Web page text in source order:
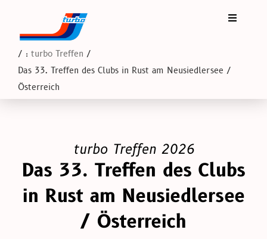
springen
Toggle
DER CLUB
TURBO TREFFEN
TERMINE
TURBO TEILE
/ : turbo Treffen
Das 33. Treffen des Clubs in Rust am Neusiedlersee /
Österreich
turbo Treffen 2026
Das 33. Treffen des Clubs
in Rust am Neusiedlersee
/ Österreich